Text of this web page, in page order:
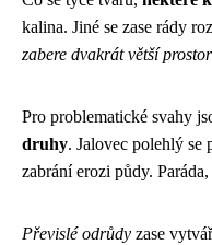
kalina. Jiné se zase rády
zabere dvakrát větší
Pro problematické svahy
druhy. Jalovec polehlý se
zabrání erozi půdy. Paráda,
Převislé odrůdy zase